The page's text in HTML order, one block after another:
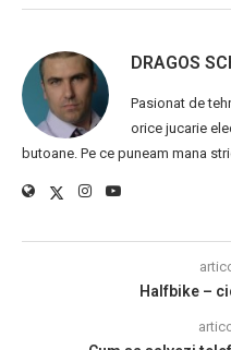
DRAGOS
Pasionat de
orice jucarie
butoane. Pe ce puneam mana
Halfbike –